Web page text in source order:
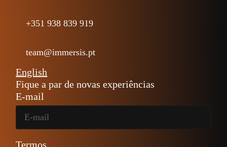
+351 938 839 919
team@immersis.pt
English
Fique a par de novas experiências
E-mail *
Termos *